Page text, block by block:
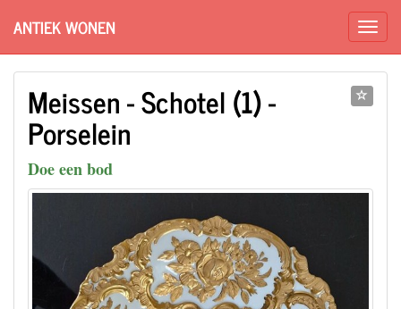
ANTIEK WONEN
Meissen - Schotel (1) -
Porselein
Doe een bod